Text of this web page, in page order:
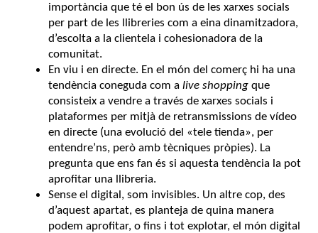
importància que té el bon ús de les xarxes socials
per part de les llibreries com a eina dinamitzadora,
d’escolta a la clientela i cohesionadora de la
comunitat.
En viu i en directe. En el món del comerç hi ha una
tendència coneguda com a live shopping que
consisteix a vendre a través de xarxes socials i
plataformes per mitjà de retransmissions de vídeo
en directe (una evolució del «tele tienda», per
entendre’ns, però amb tècniques pròpies). La
pregunta que ens fan és si aquesta tendència la pot
aprofitar una llibreria.
Sense el digital, som invisibles. Un altre cop, des
d’aquest apartat, es planteja de quina manera
podem aprofitar, o fins i tot explotar, el món digital